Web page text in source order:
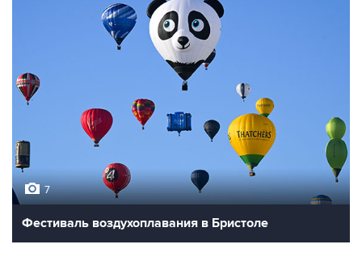
7
Фестиваль воздухоплавания в Бристоле